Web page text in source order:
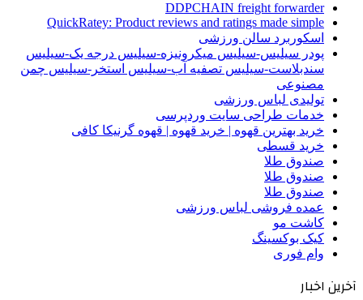
DDPCHAIN freight forwarder
QuickRatey: Product reviews and ratings made simple
اسکوربرد سالن ورزشی
پودر سیلیس-سیلیس میکرونیزه-سیلیس درجه یک-سیلیس
سندبلاست-سیلیس تصفیه آب-سیلیس استخر-سیلیس چمن
مصنوعی
تولیدی لباس ورزشی
خدمات طراحی سایت وردپرسی
خرید بهترین قهوه | خرید قهوه | قهوه گرنیکا کافی
خرید قسطی
صندوق طلا
صندوق طلا
صندوق طلا
عمده فروشی لباس ورزشی
کاشت مو
کیک بوکسینگ
وام فوری
آخرین اخبار